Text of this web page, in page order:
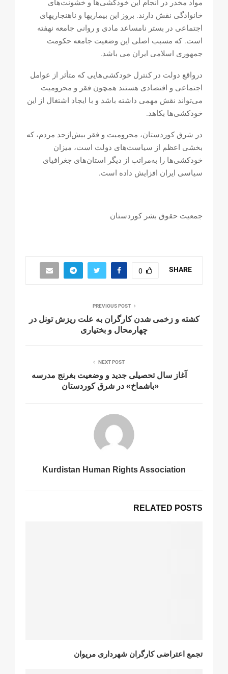
مواد مخدر در انجام اين خودکشی‌ها و خشونت‌های
خانوادگى نقش دارند. بروز این بیماریها و ناهنجاریهای
اجتماعی در بستر نامساعد مادی و روانی جامعه نهفته
است. که مسبب اصلی این وضعیت جامعه حکومت
جمهوری اسلامی ایران می باشد.
درواقع دولت در كنترل خودکشی‌هایی كه متأثر از عوامل
اجتماعى و اقتصادى هستند همچون فقر و محروميت
می‌تواند نقش مهمى داشته باشد و با ايجاد اشتغال از اين
خودکشی‌ها بكاهد.
در شرق كوردستان، محروميت و فقر بیش‌ازحد مردم، كه
بخشى اعظم از سیاست‌های دولت است، ميزان
خودکشی‌ها را به‌مراتب از دیگر استان‌های جغرافیای
سیاسی ایران افزايش داده است.
جمعيت حقوق بشر كوردستان
SHARE
0
PREVIOUS POST
كشته و زخمى شدن كارگران به علت ريزش تونل در
چهارمحال و بختيارى
NEXT POST
آغاز سال تحصیلی جدید و وضعیت بغرنج مدرسه
«باشماخ» در شرق کوردستان
Kurdistan Human Rights Association
RELATED POSTS
تجمع اعتراضی کارگران شهرداری مریوان